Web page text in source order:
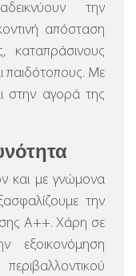
την
απόσταση
καταπράσινους
παιδότοπους. Με
αγορά της
και με γνώμονα
την
Α++. Χάρη σε
εξοικονόμηση